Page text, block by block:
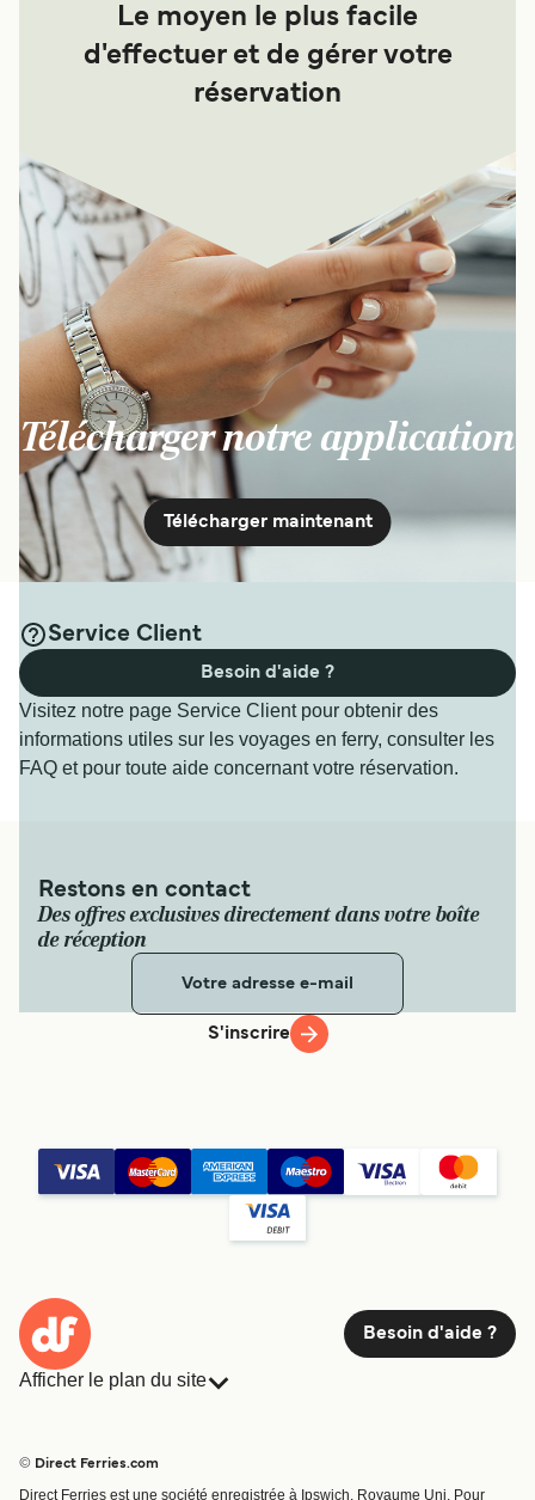
Le moyen le plus facile
d'effectuer et de gérer votre
réservation
Télécharger notre application
Télécharger maintenant
Service Client
Visitez notre page Service Client pour obtenir des
informations utiles sur les voyages en ferry, consulter les
FAQ et pour toute aide concernant votre réservation.
Besoin d'aide ?
Restons en contact
Des offres exclusives directement dans votre boîte
de réception
S'inscrire
Besoin d'aide ?
Afficher le plan du site
© Direct Ferries.com
Direct Ferries est une société enregistrée à Ipswich, Royaume Uni. Pour